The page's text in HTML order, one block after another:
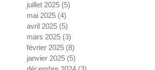
juillet 2025 (5)
mai 2025 (4)
avril 2025 (5)
mars 2025 (3)
février 2025 (8)
janvier 2025 (5)